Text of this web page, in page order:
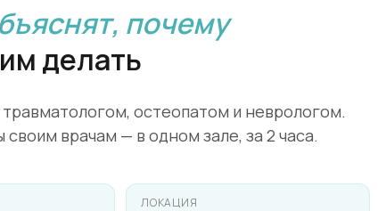
почему
делать
остеопатом и неврологом.
своим врачам — в одном зале, за 2 часа.
ЛОКАЦИЯ